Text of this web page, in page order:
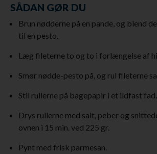
SÅDAN GØR DU
Brun nødderne på en pande, og blend
til en pesto.
Læg fileterne to og to i forlængelse af
Smør nødde-pesto på, og rul fileterne
Stil rullerne på bagepapir i et ildfast fad.
Drys rullerne med salt, peber og
ovnen i 15 min. ved 225 gr.
Pynt med frisk parmesan.